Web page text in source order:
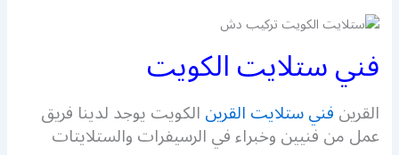
فني ستلايت الكويت
القرينفني ستلايت القرينالكويت يوجد لدينا فريق
عمل من فنيين وخبراء في الرسيفرات والستلايتات